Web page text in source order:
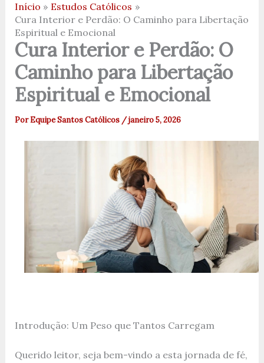
Início
Estudos Católicos
Cura Interior e Perdão: O Caminho para Libertação
Espiritual e Emocional
Cura Interior e Perdão: O
Caminho para Libertação
Espiritual e Emocional
PorEquipe Santos Católicos /janeiro 5, 2026
Introdução: Um Peso que Tantos Carregam
Querido leitor, seja bem-vindo a esta jornada de fé,